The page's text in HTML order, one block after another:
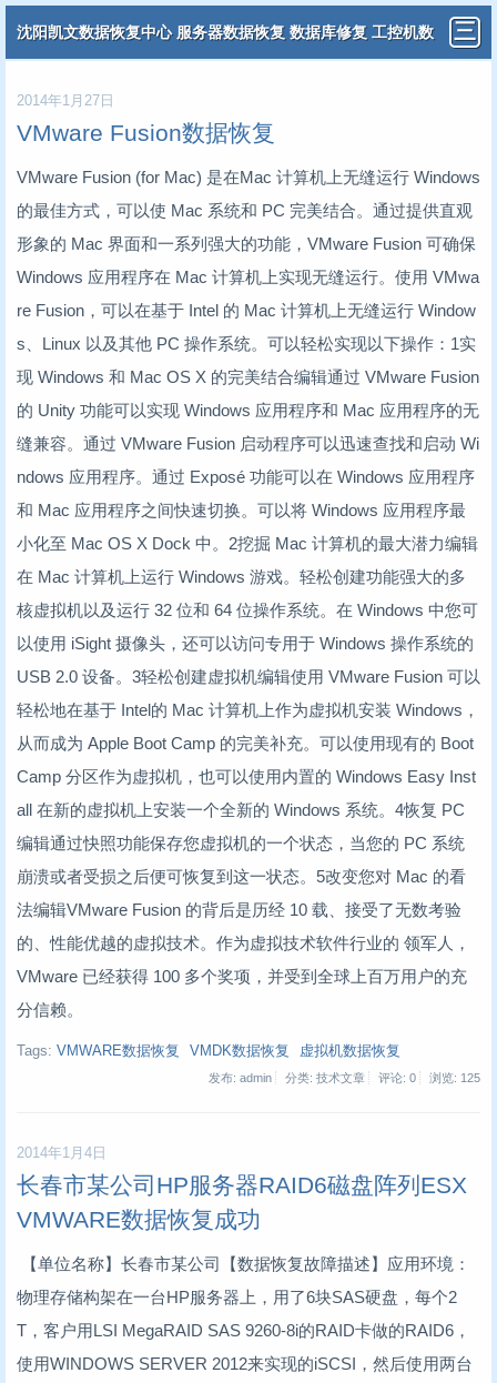
沈阳凯文数据恢复中心 服务器数据恢复 数据库修复 工控机数
据恢复 分布式虚拟机数据恢复
2014年1月27日
VMware Fusion数据恢复
VMware Fusion (for Mac) 是在Mac 计算机上无缝运行 Windows
的最佳方式，可以使 Mac 系统和 PC 完美结合。通过提供直观
形象的 Mac 界面和一系列强大的功能，VMware Fusion 可确保
Windows 应用程序在 Mac 计算机上实现无缝运行。使用 VMwa
re Fusion，可以在基于 Intel 的 Mac 计算机上无缝运行 Window
s、Linux 以及其他 PC 操作系统。可以轻松实现以下操作：1实
现 Windows 和 Mac OS X 的完美结合编辑通过 VMware Fusion
的 Unity 功能可以实现 Windows 应用程序和 Mac 应用程序的无
缝兼容。通过 VMware Fusion 启动程序可以迅速查找和启动 Wi
ndows 应用程序。通过 Exposé 功能可以在 Windows 应用程序
和 Mac 应用程序之间快速切换。可以将 Windows 应用程序最
小化至 Mac OS X Dock 中。2挖掘 Mac 计算机的最大潜力编辑
在 Mac 计算机上运行 Windows 游戏。轻松创建功能强大的多
核虚拟机以及运行 32 位和 64 位操作系统。在 Windows 中您可
以使用 iSight 摄像头，还可以访问专用于 Windows 操作系统的
USB 2.0 设备。3轻松创建虚拟机编辑使用 VMware Fusion 可以
轻松地在基于 Intel的 Mac 计算机上作为虚拟机安装 Windows，
从而成为 Apple Boot Camp 的完美补充。可以使用现有的 Boot
Camp 分区作为虚拟机，也可以使用内置的 Windows Easy Inst
all 在新的虚拟机上安装一个全新的 Windows 系统。4恢复 PC
编辑通过快照功能保存您虚拟机的一个状态，当您的 PC 系统
崩溃或者受损之后便可恢复到这一状态。5改变您对 Mac 的看
法编辑VMware Fusion 的背后是历经 10 载、接受了无数考验
的、性能优越的虚拟技术。作为虚拟技术软件行业的 领军人，
VMware 已经获得 100 多个奖项，并受到全球上百万用户的充
分信赖。
Tags: VMWARE数据恢复 VMDK数据恢复 虚拟机数据恢复
发布: admin 分类: 技术文章 评论: 0 浏览: 125
2014年1月4日
长春市某公司HP服务器RAID6磁盘阵列ESX
VMWARE数据恢复成功
【单位名称】长春市某公司【数据恢复故障描述】应用环境：
物理存储构架在一台HP服务器上，用了6块SAS硬盘，每个2
T，客户用LSI MegaRAID SAS 9260-8i的RAID卡做的RAID6，
使用WINDOWS SERVER 2012来实现的iSCSI，然后使用两台